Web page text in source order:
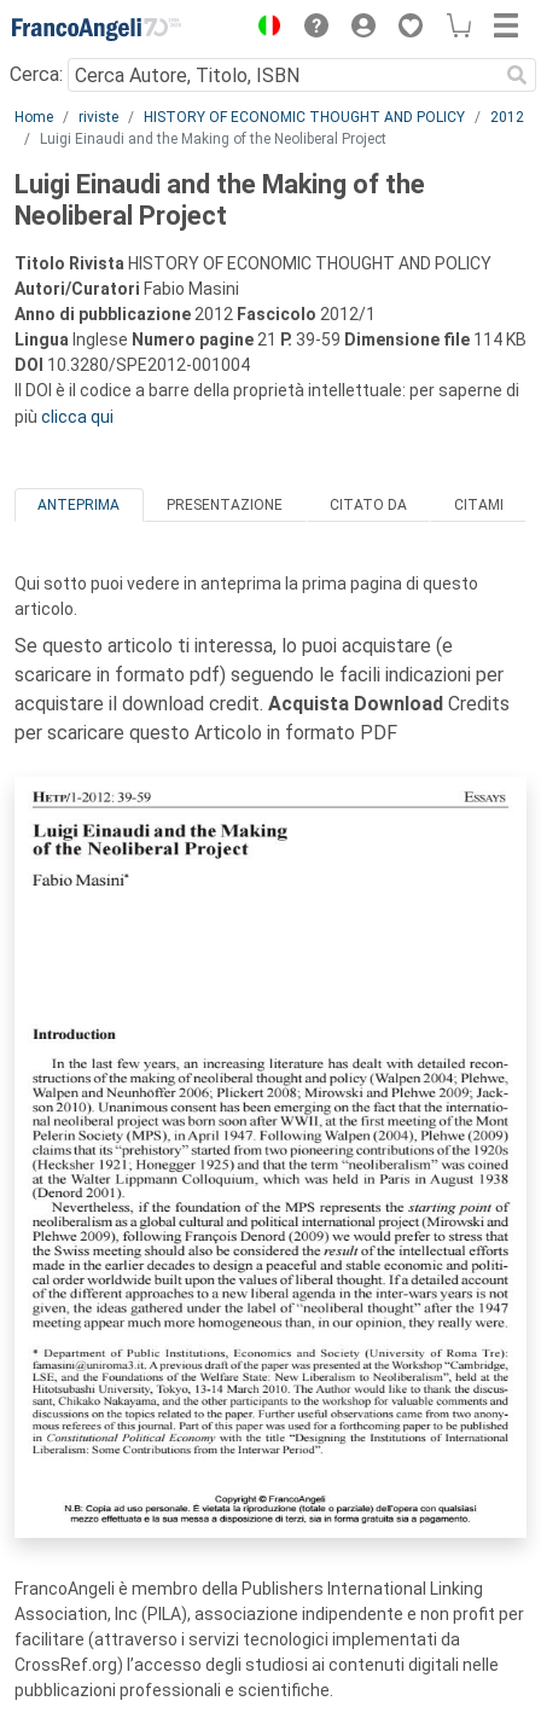
Menu
Cerca:
Main content
Home riviste HISTORY OF ECONOMIC THOUGHT AND POLICY
2012
Luigi Einaudi and the Making of the Neoliberal Project
Luigi Einaudi and the Making of the
Neoliberal Project
Titolo Rivista HISTORY OF ECONOMIC THOUGHT AND POLICY
Autori/Curatori Fabio Masini
Anno di pubblicazione 2012 Fascicolo 2012/1
Lingua Inglese Numero pagine 21 P. 39-59 Dimensione file 114 KB
DOI 10.3280/SPE2012-001004
Il DOI è il codice a barre della proprietà intellettuale: per saperne di
più clicca qui
ANTEPRIMA PRESENTAZIONE CITATO DA CITAMI
Qui sotto puoi vedere in anteprima la prima pagina di questo
articolo.
Se questo articolo ti interessa, lo puoi acquistare (e
scaricare in formato pdf) seguendo le facili indicazioni per
acquistare il download credit. Acquista Download Credits
per scaricare questo Articolo in formato PDF
FrancoAngeli è membro della Publishers International Linking
Association, Inc (PILA), associazione indipendente e non profit per
facilitare (attraverso i servizi tecnologici implementati da
CrossRef.org) l’accesso degli studiosi ai contenuti digitali nelle
pubblicazioni professionali e scientifiche.